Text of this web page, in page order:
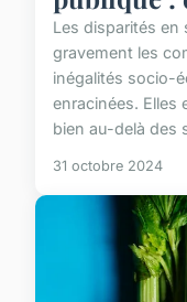
Les disparités en
gravement les
inégalités socio-
enracinées. Elles
bien au-delà des
31 octobre 2024